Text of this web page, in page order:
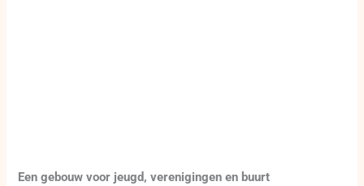
Een gebouw voor jeugd, verenigingen en buurt